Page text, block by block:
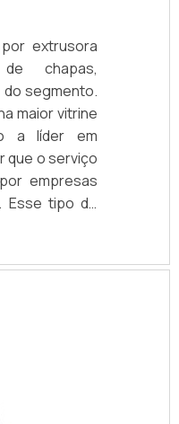
extrusora
chapas,
segmento.
maior vitrine
a líder em
que o serviço
empresas
Esse tipo de
e
EXTRUSORA
DE